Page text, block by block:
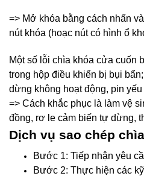
=> Mở khóa bằng cách nhấn
nút khóa (hoạc nút có hình ổ
Một số lỗi chìa khóa cửa cuốn
trong hộp điều khiển bị bụi
dừng không hoạt động, pin yếu
=> Cách khắc phục là làm vệ
đồng, rơ le cảm biến tự dừng,
Dịch vụ sao chép
Bước 1: Tiếp nhận yêu
Bước 2: Thực hiện các